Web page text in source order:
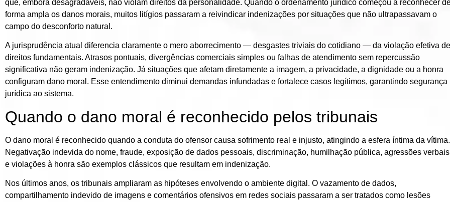
que, embora desagradáveis, não violam direitos da personalidade. Quando o ordenamento jurídico começou a reconhecer
forma ampla os danos morais, muitos litígios passaram a reivindicar indenizações por situações que não ultrapassavam o
campo do desconforto natural.
A jurisprudência atual diferencia claramente o mero aborrecimento — desgastes triviais do cotidiano — da violação efetiva de
direitos fundamentais. Atrasos pontuais, divergências comerciais simples ou falhas de atendimento sem repercussão
significativa não geram indenização. Já situações que afetam diretamente a imagem, a privacidade, a dignidade ou a honra
configuram dano moral. Esse entendimento diminui demandas infundadas e fortalece casos legítimos, garantindo segurança
jurídica ao sistema.
Quando o dano moral é reconhecido pelos tribunais
O dano moral é reconhecido quando a conduta do ofensor causa sofrimento real e injusto, atingindo a esfera íntima da vítima.
Negativação indevida do nome, fraude, exposição de dados pessoais, discriminação, humilhação pública, agressões verbais
e violações à honra são exemplos clássicos que resultam em indenização.
Nos últimos anos, os tribunais ampliaram as hipóteses envolvendo o ambiente digital. O vazamento de dados,
compartilhamento indevido de imagens e comentários ofensivos em redes sociais passaram a ser tratados como lesões